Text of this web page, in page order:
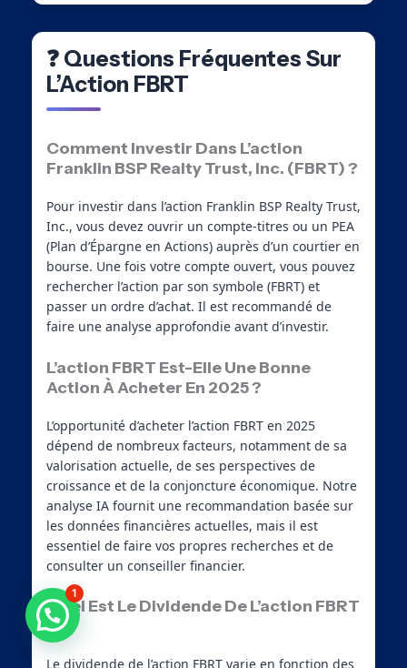
❓ Questions Fréquentes Sur
L’Action FBRT
Comment Investir Dans L’action
Franklin BSP Realty Trust, Inc. (FBRT) ?
Pour investir dans l’action Franklin BSP Realty Trust,
Inc., vous devez ouvrir un compte-titres ou un PEA
(Plan d’Épargne en Actions) auprès d’un courtier en
bourse. Une fois votre compte ouvert, vous pouvez
rechercher l’action par son symbole (FBRT) et
passer un ordre d’achat. Il est recommandé de
faire une analyse approfondie avant d’investir.
L’action FBRT Est-Elle Une Bonne
Action À Acheter En 2025 ?
L’opportunité d’acheter l’action FBRT en 2025
dépend de nombreux facteurs, notamment de sa
valorisation actuelle, de ses perspectives de
croissance et de la conjoncture économique. Notre
analyse IA fournit une recommandation basée sur
les données financières actuelles, mais il est
essentiel de faire vos propres recherches et de
consulter un conseiller financier.
Quel Est Le Dividende De L’action FBRT
?
Le dividende de l’action FBRT varie en fonction des
Besoin d'aide ?
1